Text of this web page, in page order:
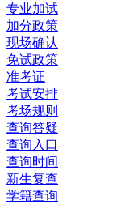
专业加试
加分政策
现场确认
免试政策
准考证
考试安排
考场规则
查询答疑
查询入口
查询时间
新生复查
学籍查询